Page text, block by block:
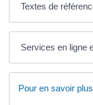
Textes de
Services en ligne
Pour en savoir plus